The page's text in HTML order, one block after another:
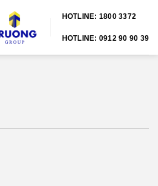
HOTLINE: 1800 3372
HOTLINE: 0912 90 90 39